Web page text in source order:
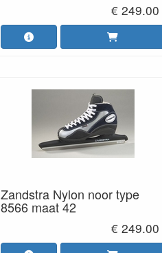
€ 249.00
Zandstra Nylon noor type
8566 maat 42
€ 249.00